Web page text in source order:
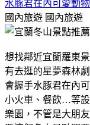
水豚君在內可愛動
國內旅遊 國內旅遊
想找鄰近宜蘭羅東
有去逛的星夢森林
會握手水豚君在內
小火車、餐飲…等
樂園，不管是大朋